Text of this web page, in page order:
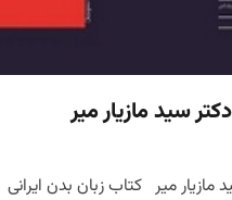
سید مازیار میر
مازیار میر کتاب زبان بدن